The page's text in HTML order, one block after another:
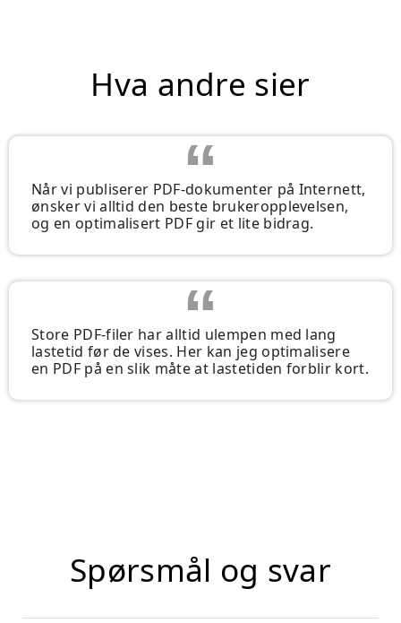
Hva andre sier
Når vi publiserer PDF-dokumenter på Internett,
ønsker vi alltid den beste brukeropplevelsen,
og en optimalisert PDF gir et lite bidrag.
Store PDF-filer har alltid ulempen med lang
lastetid før de vises. Her kan jeg optimalisere
en PDF på en slik måte at lastetiden forblir kort.
Spørsmål og svar